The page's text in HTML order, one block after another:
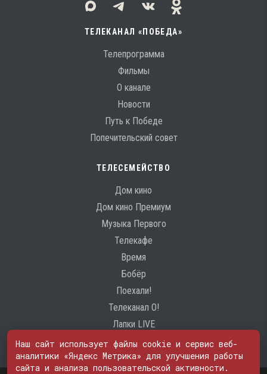
ТЕЛЕКАНАЛ «ПОБЕДА»
Телепрограмма
Фильмы
О канале
Новости
Путь к Победе
Попечительский совет
ТЕЛЕСЕМЕЙСТВО
Дом кино
Дом кино Премиум
Музыка Первого
Телекафе
Время
Бобёр
Поехали!
Телеканал О!
Лапки LIVE
Наш сайт использует файлы cookie и сервис веб-
аналитики «Яндекс Метрика» для улучшения работы
сайта и анализа пользовательской активности.